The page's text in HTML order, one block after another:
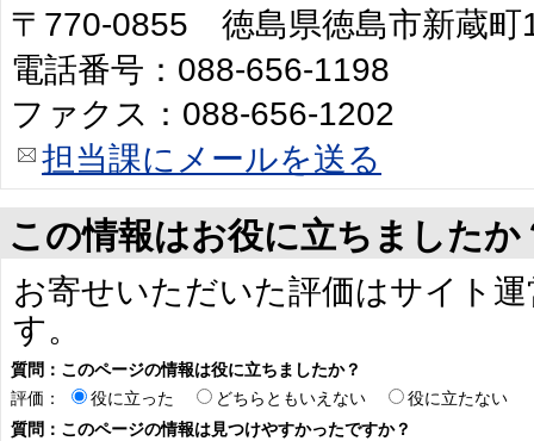
〒770-0855 徳島県徳島市新蔵町
電話番号：088-656-1198
ファクス：088-656-1202
担当課にメールを送る
この情報はお役に立ちましたか
お寄せいただいた評価はサイト
す。
質問：このページの情報は役に立ちましたか？
評価：
役に立った どちらともいえない
役に立たない
質問：このページの情報は見つけやすかったですか？